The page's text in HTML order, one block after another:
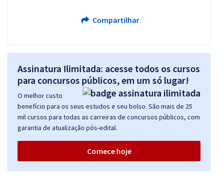
Compartilhar
Assinatura Ilimitada: acesse todos os cursos
para concursos públicos, em um só lugar!
O melhor custo
benefício para os seus estudos e seu bolso. São mais de 25
mil cursos para todas as carreiras de concursos públicos, com
garantia de atualização pós-edital.
Comece hoje